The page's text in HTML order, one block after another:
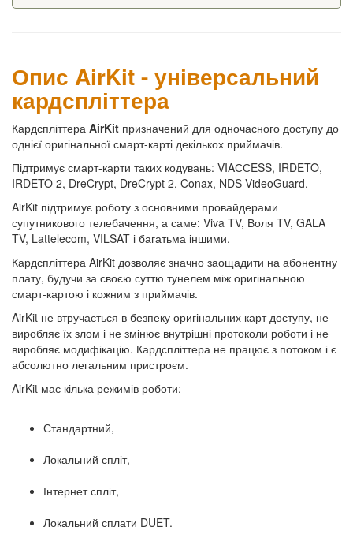
Опис AirKit - універсальний
кардспліттера
Кардспліттера AirKit призначений для одночасного доступу до
однієї оригінальної смарт-карті декількох приймачів.
Підтримує смарт-карти таких кодувань: VIAССESS, IRDETO,
IRDETO 2, DreCrypt, DreCrypt 2, Conax, NDS VideoGuard.
AirKit підтримує роботу з основними провайдерами
супутникового телебачення, а саме: Viva TV, Воля TV, GALA
TV, Lattelecom, VILSAT і багатьма іншими.
Кардспліттера AirKit дозволяє значно заощадити на абонентну
плату, будучи за своєю суттю тунелем між оригінальною
смарт-картою і кожним з приймачів.
AirKit не втручається в безпеку оригінальних карт доступу, не
виробляє їх злом і не змінює внутрішні протоколи роботи і не
виробляє модифікацію. Кардспліттера не працює з потоком і є
абсолютно легальним пристроєм.
AirKit має кілька режимів роботи:
Стандартний,
Локальний спліт,
Інтернет спліт,
Локальний сплати DUET.